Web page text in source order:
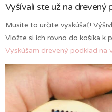
Vyšívali ste už na drevený
Musíte to určite vyskúšať!
Vložte si ich rovno do košíka k
Vyskúšam drevený podklad na